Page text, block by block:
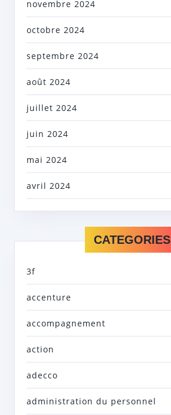
novembre 2024
octobre 2024
septembre 2024
août 2024
juillet 2024
juin 2024
mai 2024
avril 2024
CATEGORIES
3f
accenture
accompagnement
action
adecco
administration du personnel